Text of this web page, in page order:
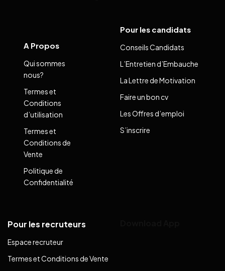
A Propos
Qui sommes
nous?
Termes et
Conditions
d’utilisation
Termes et
Conditions de
Vente
Politique de
Confidentialité
Pour les candidats
Conseils Candidats
L’Entretien d’Embauche
La Lettre de Motivation
Faire un bon cv
Les Offres d’emploi
S’inscrire
Pour les recruteurs
Espace recruteur
Termes et Conditions de Vente